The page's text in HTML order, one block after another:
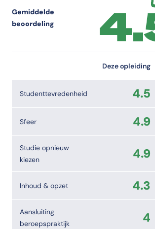
Gemiddelde
beoordeling
Deze opleiding
Studenttevredenheid 4.5
Sfeer 4.9
Studie opnieuw
kiezen
4.9
Inhoud & opzet 4.3
Aansluiting
beroepspraktijk
4